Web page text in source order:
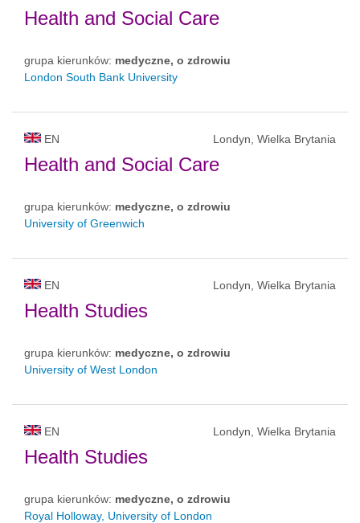
Health and Social Care
grupa kierunków: medyczne, o zdrowiu
London South Bank University
EN Londyn, Wielka Brytania
Health and Social Care
grupa kierunków: medyczne, o zdrowiu
University of Greenwich
EN Londyn, Wielka Brytania
Health Studies
grupa kierunków: medyczne, o zdrowiu
University of West London
EN Londyn, Wielka Brytania
Health Studies
grupa kierunków: medyczne, o zdrowiu
Royal Holloway, University of London